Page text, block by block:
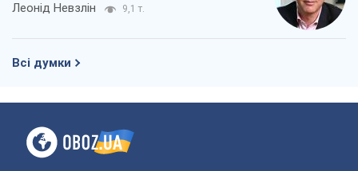
Леонід Невзлін 9,1 т.
Всі думки